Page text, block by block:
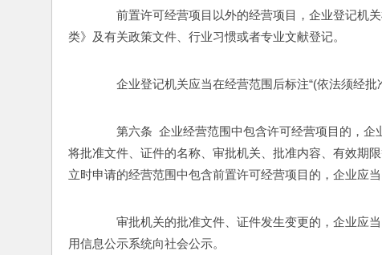
前置许可经营项目以外的经营项目，企业登记机关
类》及有关政策文件、行业习惯或者专业文献登记。
企业登记机关应当在经营范围后标注“(依法须经批
第六条  企业经营范围中包含许可经营项目的，企
将批准文件、证件的名称、审批机关、批准内容、有效期
立时申请的经营范围中包含前置许可经营项目的，企业应
审批机关的批准文件、证件发生变更的，企业应当
用信息公示系统向社会公示。